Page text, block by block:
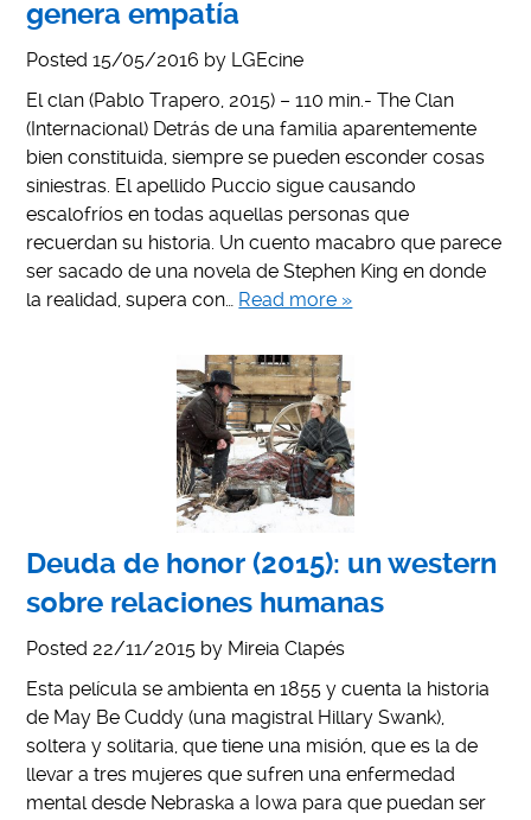
genera empatía
Posted15/05/2016 by LGEcine
El clan (Pablo Trapero, 2015) – 110 min.- The Clan
(Internacional) Detrás de una familia aparentemente
bien constituida, siempre se pueden esconder cosas
siniestras. El apellido Puccio sigue causando
escalofríos en todas aquellas personas que
recuerdan su historia. Un cuento macabro que parece
ser sacado de una novela de Stephen King en donde
la realidad, supera con… Read more »
Deuda de honor (2015): un western
sobre relaciones humanas
Posted 22/11/2015 by Mireia Clapés
Esta película se ambienta en 1855 y cuenta la historia
de May Be Cuddy (una magistral Hillary Swank),
soltera y solitaria, que tiene una misión, que es la de
llevar a tres mujeres que sufren una enfermedad
mental desde Nebraska a Iowa para que puedan ser